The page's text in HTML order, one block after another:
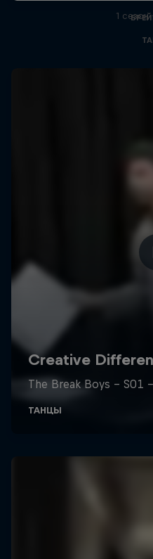
1 сезон